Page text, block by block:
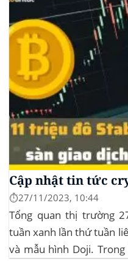
Cập nhật tin tức
⏱️27/11/2023, 10:44
Tổng quan thị trường
tuần xanh lần thứ tuần
và mẫu hình Doji. Trong